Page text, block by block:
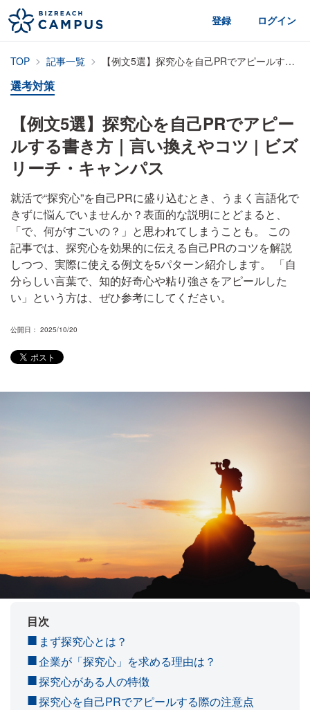
登録 ログイン
TOP 記事一覧 【例文5選】探究心を自己PRでアピールする書き方｜言い換えやコツ | ビズリーチ・キャンパス
選考対策
【例文5選】探究心を自己PRでアピー
ルする書き方｜言い換えやコツ | ビズ
リーチ・キャンパス
就活で“探究心”を自己PRに盛り込むとき、うまく言語化で
きずに悩んでいませんか？表面的な説明にとどまると、
「で、何がすごいの？」と思われてしまうことも。 この
記事では、探究心を効果的に伝える自己PRのコツを解説
しつつ、実際に使える例文を5パターン紹介します。 「自
分らしい言葉で、知的好奇心や粘り強さをアピールした
い」という方は、ぜひ参考にしてください。
公開日： 2025/10/20
目次
まず探究心とは？
企業が「探究心」を求める理由は？
探究心がある人の特徴
探究心を自己PRでアピールする際の注意点